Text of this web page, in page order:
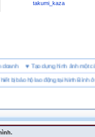
takumi_kaza
kinh doanh ♥Tạo dựng hình ảnh
bị bảo hộ lao động tại Ninh Bình ở đâu